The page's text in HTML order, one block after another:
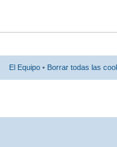
El Equipo • Borrar todas las